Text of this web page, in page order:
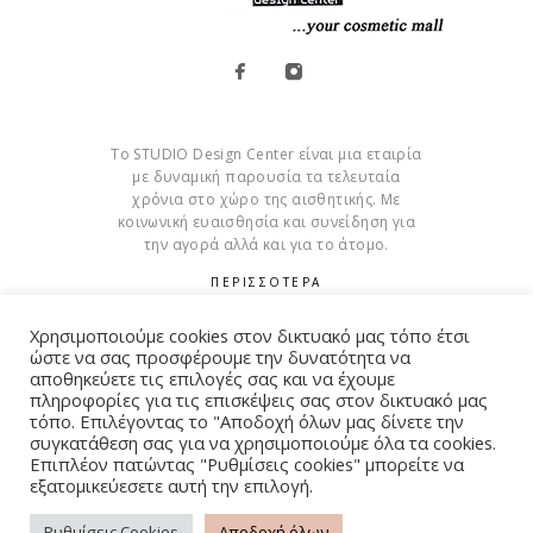
Το STUDIO Design Center είναι μια εταιρία
με δυναμική παρουσία τα τελευταία
χρόνια στο χώρο της αισθητικής. Με
κοινωνική ευαισθησία και συνείδηση για
την αγορά αλλά και για το άτομο.
ΠΕΡΙΣΣΟΤΕΡΑ
Cookies
© Copyright 2015 – 2026 . All Rights Reserved. Developed By
iWorx
Χρησιμοποιούμε cookies στον δικτυακό μας τόπο έτσι
ώστε να σας προσφέρουμε την δυνατότητα να
αποθηκεύετε τις επιλογές σας και να έχουμε
πληροφορίες για τις επισκέψεις σας στον δικτυακό μας
τόπο. Επιλέγοντας το "Αποδοχή όλων μας δίνετε την
συγκατάθεση σας για να χρησιμοποιούμε όλα τα cookies.
Επιπλέον πατώντας "Ρυθμίσεις cookies" μπορείτε να
εξατομικεύεσετε αυτή την επιλογή.